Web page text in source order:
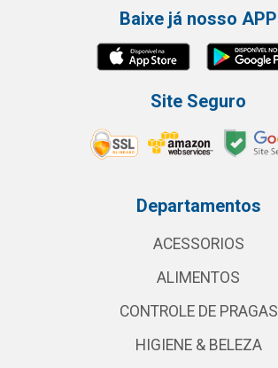
Baixe já nosso APP
Site Seguro
Departamentos
ACESSORIOS
ALIMENTOS
CONTROLE DE PRAGAS
HIGIENE & BELEZA